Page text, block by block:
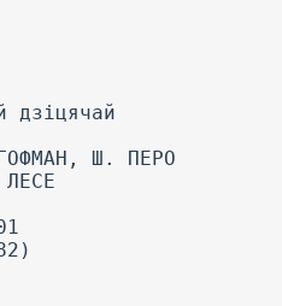
дзіцячай
Ш. ПЕРО